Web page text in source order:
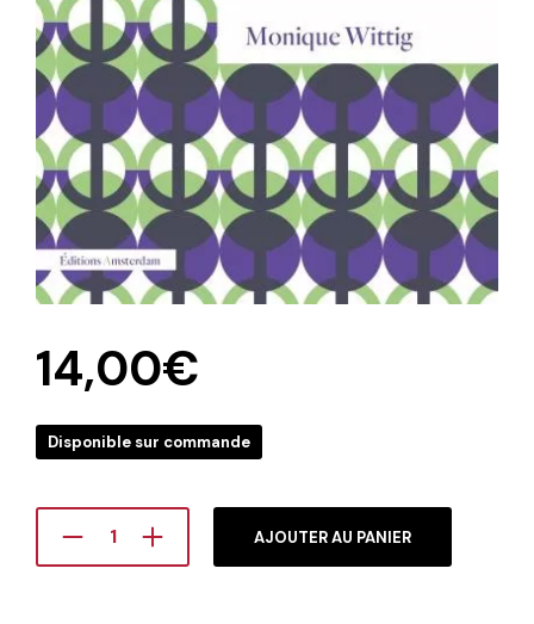
14,00€
Disponible sur commande
AJOUTER AU PANIER